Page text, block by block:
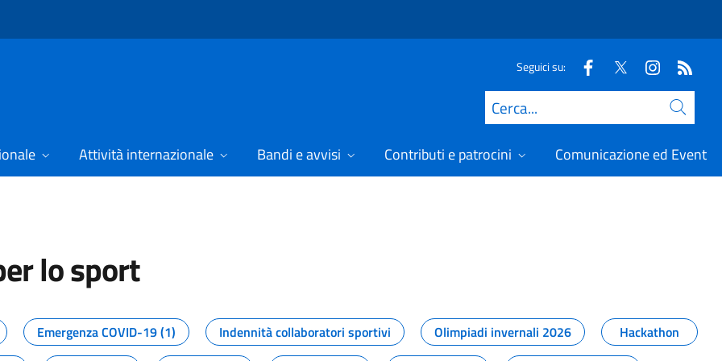
Seguici su:
Cerca
Attività internazionale Bandi e avvisi Contributi e patrocini Comunicazione ed Eventi
lo sport
dal Dipartimento per lo sport
Emergenza COVID-19 (1) Indennità collaboratori sportivi Olimpiadi invernali 2026
Hackathon